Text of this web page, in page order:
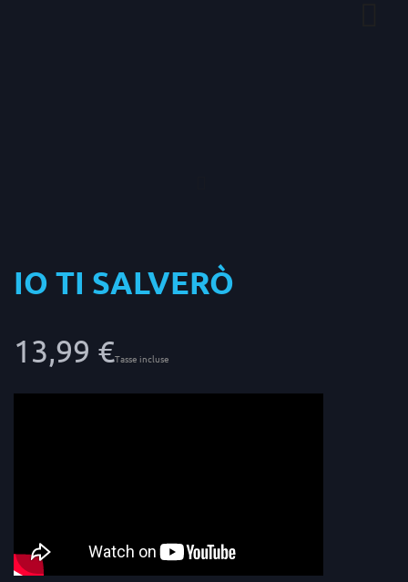
IO TI SALVERÒ
13,99 €Tasse incluse